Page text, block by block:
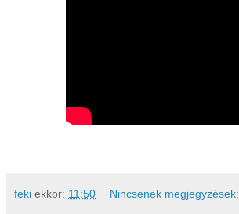
feki ekkor: 11:50 Nincsenek megjegyzések: